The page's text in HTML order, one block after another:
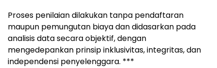
Proses penilaian dilakukan tanpa pendaftaran
maupun pemungutan biaya dan didasarkan pada
analisis data secara objektif, dengan
mengedepankan prinsip inklusivitas, integritas, dan
independensi penyelenggara. ***